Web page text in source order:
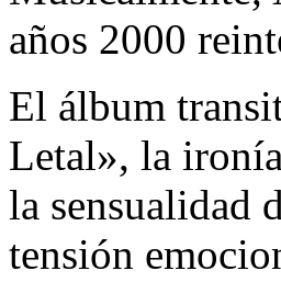
años 2000
El álbum
Letal», la
la sensualidad
tensión